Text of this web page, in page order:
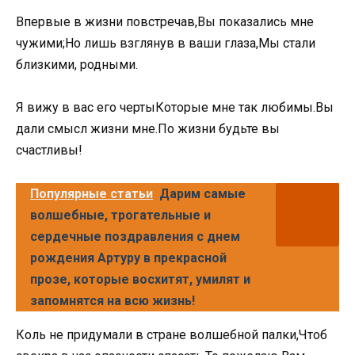
Впервые в жизни повстречав,Вы показались мне
чужими;Но лишь взглянув в ваши глаза,Мы стали
близкими, родными.
Я вижу в вас его чертыКоторые мне так любимы.Вы
дали смысл жизни мне.По жизни будьте вы
счастливы!
Популярные статьи Дарим самые
волшебные, трогательные и
сердечные поздравления с днем
рождения Артуру в прекрасной
прозе, которые восхитят, умилят и
запомнятся на всю жизнь!
Коль не придумали в стране волшебной палки,Чтоб